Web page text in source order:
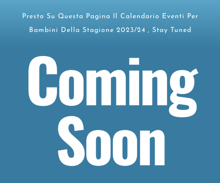
Presto Su Questa Pagina Il Calendario Eventi Per
Bambini Della Stagione 2023/24 , Stay Tuned
Coming
Soon